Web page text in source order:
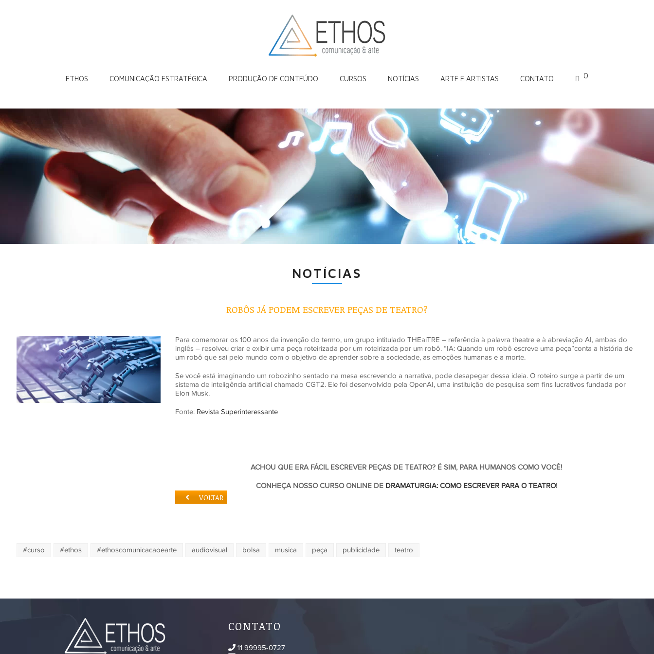
ETHOS COMUNICAÇÃO ESTRATÉGICA PRODUÇÃO DE CONTEÚDO CURSOS NOTÍCIAS ARTE E ARTISTAS CONTATO 0
Blog
NOTÍCIAS
ROBÔS JÁ PODEM ESCREVER PEÇAS DE TEATRO?
Para comemorar os 100 anos da invenção do termo, um grupo intitulado THEaiTRE – referência à palavra theatre e à abreviação AI, ambas do
inglês – resolveu criar e exibir uma peça roteirizada por um roteirizada por um robô. “IA: Quando um robô escreve uma peça”conta a história de
um robô que sai pelo mundo com o objetivo de aprender sobre a sociedade, as emoções humanas e a morte.
Se você está imaginando um robozinho sentado na mesa escrevendo a narrativa, pode desapegar dessa ideia. O roteiro surge a partir de um
sistema de inteligência artificial chamado CGT2. Ele foi desenvolvido pela OpenAI, uma instituição de pesquisa sem fins lucrativos fundada por
Elon Musk.
Fonte: Revista Superinteressante
ACHOU QUE ERA FÁCIL ESCREVER PEÇAS DE TEATRO? É SIM, PARA HUMANOS COMO VOCÊ!
CONHEÇA NOSSO CURSO ONLINE DE DRAMATURGIA: COMO ESCREVER PARA O TEATRO!
VOLTAR
#curso #ethos #ethoscomunicacaoearte audiovisual bolsa musica peça publicidade teatro
CONTATO
11 99995-0727